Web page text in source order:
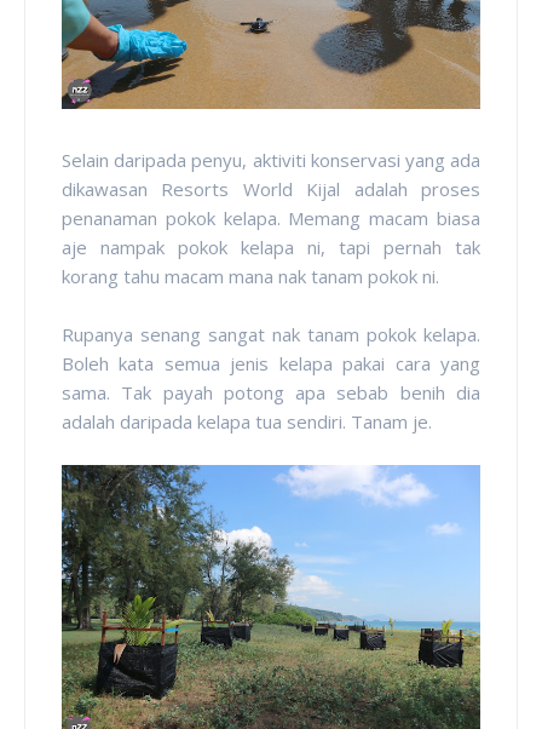
Selain daripada penyu, aktiviti konservasi yang ada
dikawasan Resorts World Kijal adalah proses
penanaman pokok kelapa. Memang macam biasa
aje nampak pokok kelapa ni, tapi pernah tak
korang tahu macam mana nak tanam pokok ni.
Rupanya senang sangat nak tanam pokok kelapa.
Boleh kata semua jenis kelapa pakai cara yang
sama. Tak payah potong apa sebab benih dia
adalah daripada kelapa tua sendiri. Tanam je.